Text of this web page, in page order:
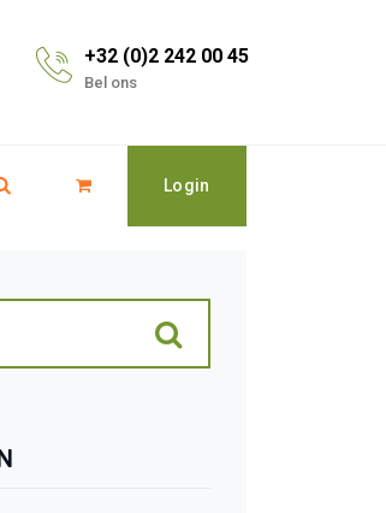
+32 (0)2 242 00 45
Bel ons
Login